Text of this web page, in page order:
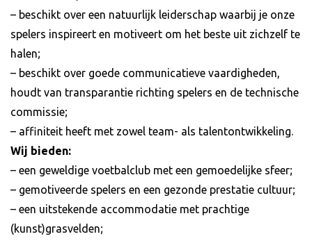
– beschikt over een natuurlijk leiderschap waarbij je onze
spelers inspireert en motiveert om het beste uit zichzelf te
halen;
– beschikt over goede communicatieve vaardigheden,
houdt van transparantie richting spelers en de technische
commissie;
– affiniteit heeft met zowel team- als talentontwikkeling.
Wij bieden:
– een geweldige voetbalclub met een gemoedelijke sfeer;
– gemotiveerde spelers en een gezonde prestatie cultuur;
– een uitstekende accommodatie met prachtige
(kunst)grasvelden;